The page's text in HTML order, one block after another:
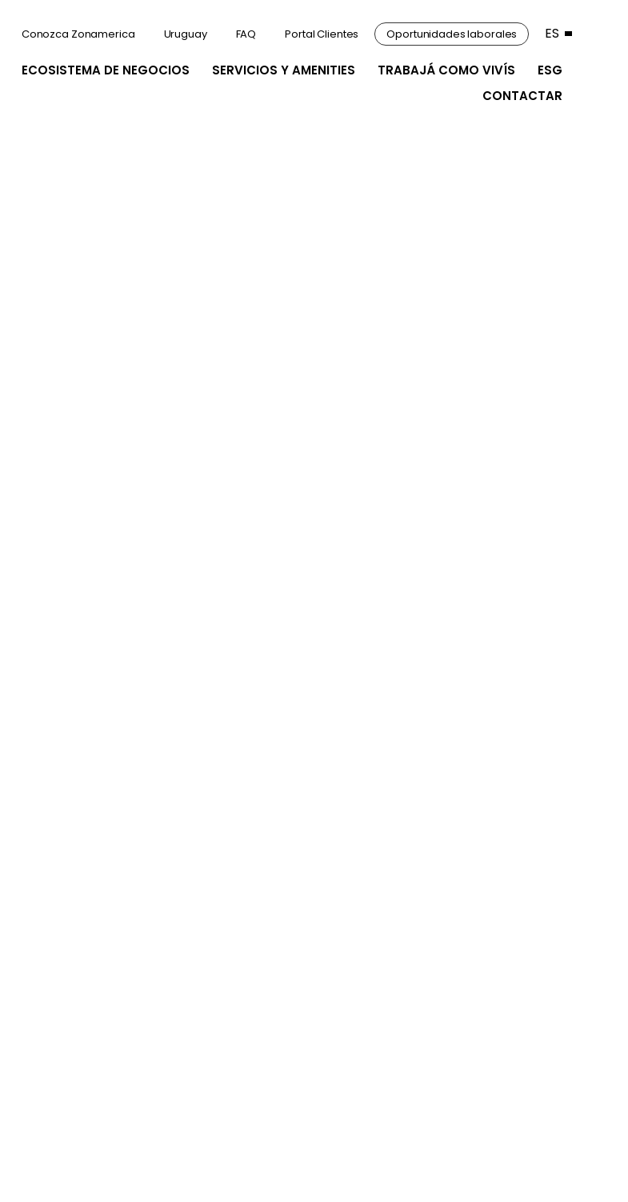
ECOSISTEMA DE NEGOCIOS SERVICIOS Y AMENITIES TRABAJÁ COMO VIVÍS
ESG
CONTACTAR
Conozca Zonamerica Uruguay FAQ Portal Clientes Oportunidades laborales ES